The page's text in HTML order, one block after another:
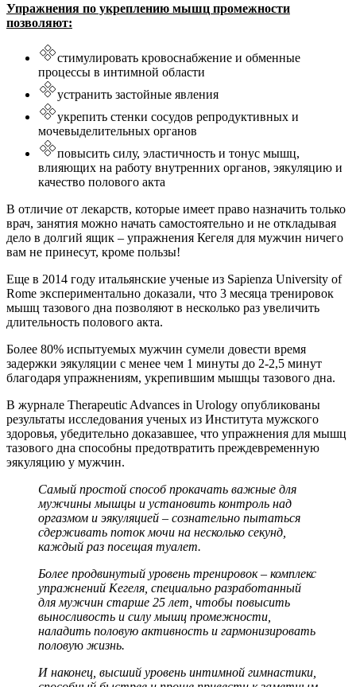
Упражнения по укреплению мышц промежности
позволяют:
стимулировать кровоснабжение и обменные
процессы в интимной области
устранить застойные явления
укрепить стенки сосудов репродуктивных и
мочевыделительных органов
повысить силу, эластичность и тонус мышц,
влияющих на работу внутренних органов, эякуляцию и
качество полового акта
В отличие от лекарств, которые имеет право назначить только
врач, занятия можно начать самостоятельно и не откладывая
дело в долгий ящик – упражнения Кегеля для мужчин ничего
вам не принесут, кроме пользы!
Еще в 2014 году итальянские ученые из Sapienza University of
Rome экспериментально доказали, что 3 месяца тренировок
мышц тазового дна позволяют в несколько раз увеличить
длительность полового акта.
Более 80% испытуемых мужчин сумели довести время
задержки эякуляции с менее чем 1 минуты до 2-2,5 минут
благодаря упражнениям, укрепившим мышцы тазового дна.
В журнале Therapeutic Advances in Urology опубликованы
результаты исследования ученых из Института мужского
здоровья, убедительно доказавшее, что упражнения для мышц
тазового дна способны предотвратить преждевременную
эякуляцию у мужчин.
Самый простой способ прокачать важные для
мужчины мышцы и установить контроль над
оргазмом и эякуляцией – сознательно пытаться
сдерживать поток мочи на несколько секунд,
каждый раз посещая туалет.
Более продвинутый уровень тренировок – комплекс
упражнений Кегеля, специально разработанный
для мужчин старше 25 лет, чтобы повысить
выносливость и силу мышц промежности,
наладить половую активность и гармонизировать
половую жизнь.
И наконец, высший уровень интимной гимнастики,